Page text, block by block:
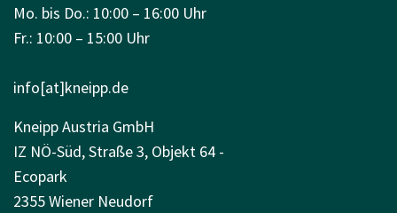
Mo. bis Do.: 10:00 – 16:00 Uhr
Fr.: 10:00 – 15:00 Uhr
info[at]kneipp.de
Kneipp Austria GmbH
IZ NÖ-Süd, Straße 3, Objekt 64 -
Ecopark
2355 Wiener Neudorf